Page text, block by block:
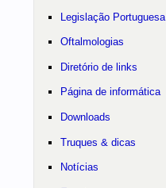
Legislação Portuguesa
Oftalmologias
Diretório de links
Página de informática
Downloads
Truques & dicas
Notícias